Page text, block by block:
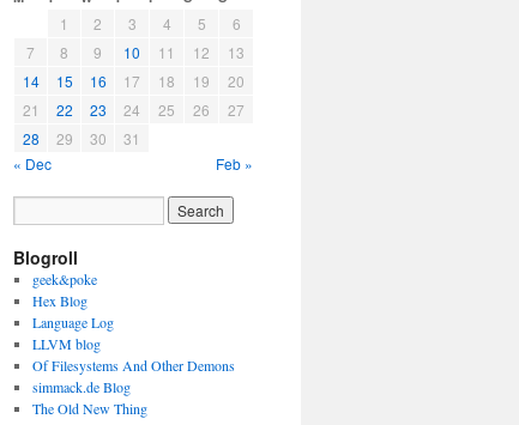
1 2 3 4 5
6
7
8 9 10 11 12
13
14
15 16 17 18 19
20
21
22 23 24 25 26
27
28
29 30
31
« Dec
Feb »
Blogroll
geek&poke
Hex Blog
Language Log
LLVM blog
Of Filesystems And Other Demons
simmack.de Blog
The Old New Thing